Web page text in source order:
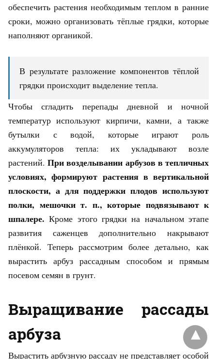
обеспечить растения необходимым теплом в ранние
сроки, можно организовать тёплые грядки, которые
наполняют органикой.
В результате разложение компонентов тёплой
грядки происходит выделение тепла.
Чтобы сгладить перепады дневной и ночной
температур используют кирпичи, камни, а также
бутылки с водой, которые играют роль
аккумуляторов тепла: их укладывают возле
растений.При возделывании арбузов в тепличных
условиях, формируют растения в вертикальной
плоскости, а для поддержки плодов используют
полки, мешочки т. п., которые подвязывают к
шпалере. Кроме этого грядки на начальном этапе
развития саженцев дополнительно накрывают
плёнкой. Теперь рассмотрим более детально, как
вырастить арбуз рассадным способом и прямым
посевом семян в грунт.
Выращивание рассады
арбуза
Вырастить арбузную рассаду не представляет особой